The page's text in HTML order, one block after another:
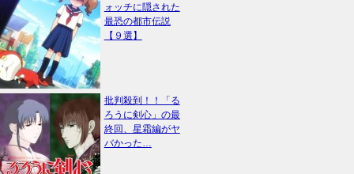
ォッチに隠された
最恐の都市伝説
【９選】
批判殺到！！「る
ろうに剣心」の最
終回、星霜編がヤ
バかった…